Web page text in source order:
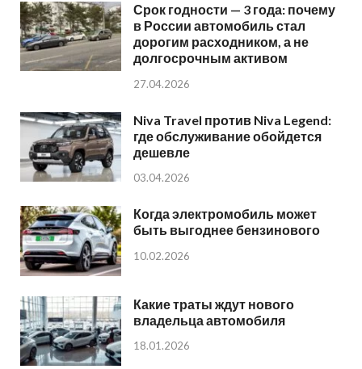
Срок годности — 3 года: почему
в России автомобиль стал
дорогим расходником, а не
долгосрочным активом
27.04.2026
Niva Travel против Niva Legend:
где обслуживание обойдется
дешевле
03.04.2026
Когда электромобиль может
быть выгоднее бензинового
10.02.2026
Какие траты ждут нового
владельца автомобиля
18.01.2026